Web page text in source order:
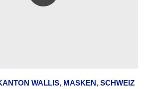
WALLIS, MASKEN,SCHWEIZ